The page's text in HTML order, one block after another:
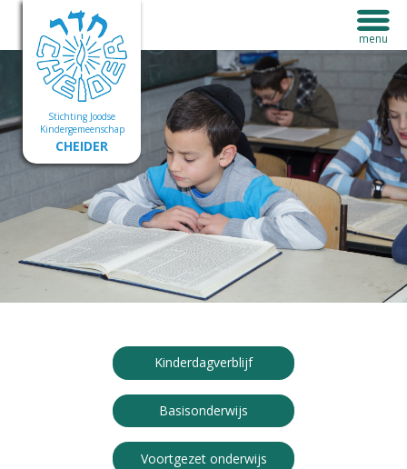
Stichting Joodse
Kindergemeenschap
CHEIDER
Kinderdagverblijf
Basisonderwijs
Voortgezet onderwijs